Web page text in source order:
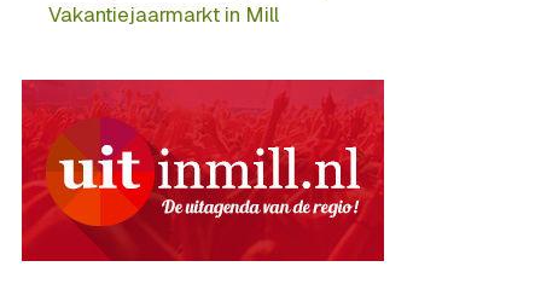
Vakantiejaarmarkt in Mill